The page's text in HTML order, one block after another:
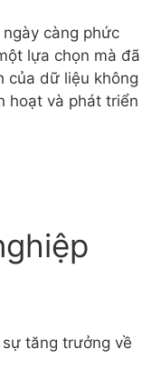
càng phức
lựa chọn mà đã
của dữ liệu không
hoạt và phát triển
tăng trưởng về